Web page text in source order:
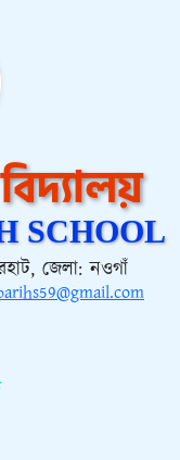
SCHOOL
জেলা: নওগাঁ